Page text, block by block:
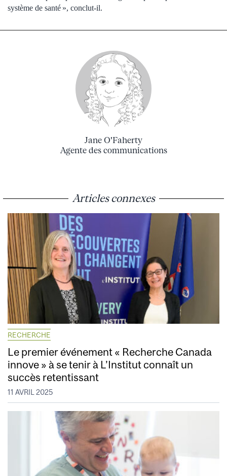
système de santé », conclut-il.
Jane O'Faherty
Agente des communications
Articles connexes
RECHERCHE
Le premier événement « Recherche Canada
innove » à se tenir à L’Institut connaît un
succès retentissant
11 AVRIL 2025